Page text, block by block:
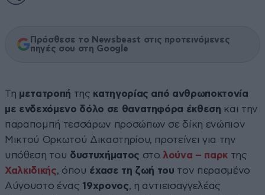
Πρόσθεσε το Newsbeast στις προτεινόμενες
πηγές σου στη Google
Τη μετατροπή της κατηγορίας από ανθρωποκτονία
με ενδεχόμενο δόλο σε θανατηφόρα έκθεση και την
παραπομπή τεσσάρων προσώπων σε δίκη ενώπιον
Μικτού Ορκωτού Δικαστηρίου, προτείνει για την
υπόθεση του δυστυχήματος στο λούνα – παρκ της
Χαλκιδικής, όπου έχασε τη ζωή του τον περασμένο
Αύγουστο ένας 19χρονος, η αντιεισαγγελέας